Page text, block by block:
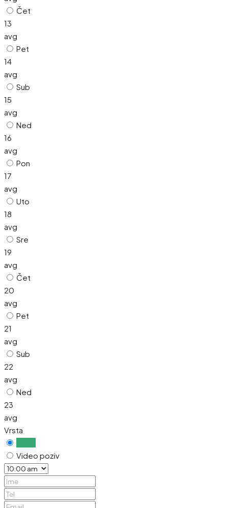
Čet
13
avg
Pet
14
avg
Sub
15
avg
Ned
16
avg
Pon
17
avg
Uto
18
avg
Sre
19
avg
Čet
20
avg
Pet
21
avg
Sub
22
avg
Ned
23
avg
Vrsta
Video poziv